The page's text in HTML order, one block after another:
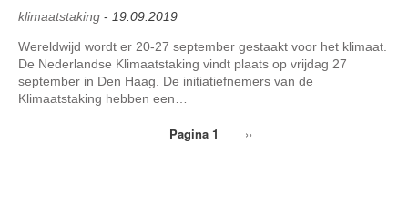
klimaatstaking - 19.09.2019
Wereldwijd wordt er 20-27 september gestaakt voor het klimaat.
De Nederlandse Klimaatstaking vindt plaats op vrijdag 27
september in Den Haag. De initiatiefnemers van de
Klimaatstaking hebben een…
Pagina 1
Volgende
››